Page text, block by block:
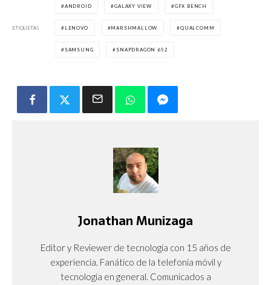
ETIQUETAS
ANDROID GALAXY VIEW GFX BENCH
LENOVO MARSHMALLOW QUALCOMM
SAMSUNG SNAPDRAGON 652
Jonathan Munizaga
Editor y Reviewer de tecnología con 15 años de
experiencia. Fanático de la telefonía móvil y
tecnología en general. Comunicados a